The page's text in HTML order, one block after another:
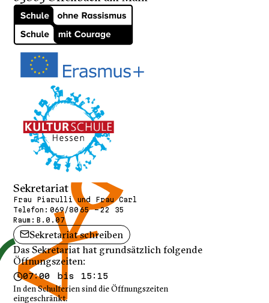
Sekretariat
Frau Piarulli und Frau Carl
Telefon: 069/80 65 - 22 35
Raum: B.0.07
Sekretariat schreiben
Das Sekretariat hat grundsätzlich folgende
Öffnungszeiten:
07:00 bis 15:15
In den Schulferien sind die Öffnungszeiten
eingeschränkt.